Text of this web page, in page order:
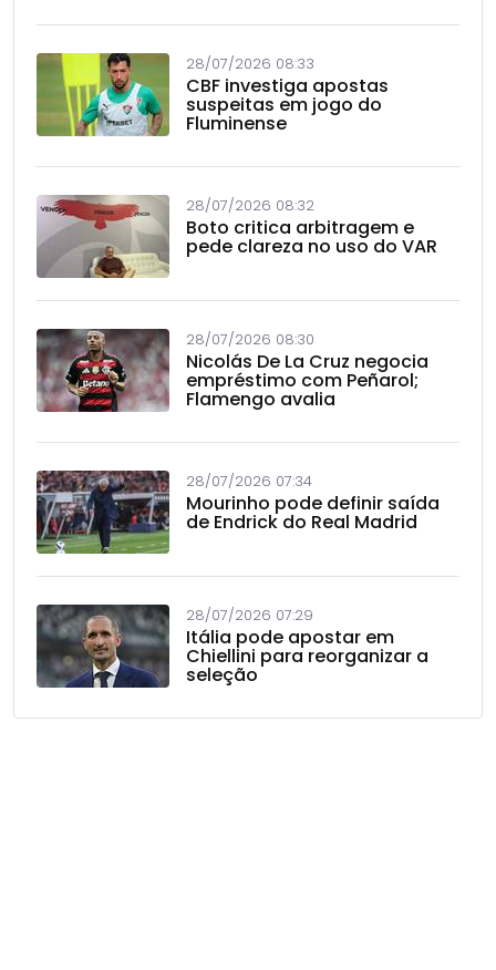
28/07/2026 08:33
CBF investiga apostas
suspeitas em jogo do
Fluminense
28/07/2026 08:32
Boto critica arbitragem e
pede clareza no uso do VAR
28/07/2026 08:30
Nicolás De La Cruz negocia
empréstimo com Peñarol;
Flamengo avalia
28/07/2026 07:34
Mourinho pode definir saída
de Endrick do Real Madrid
28/07/2026 07:29
Itália pode apostar em
Chiellini para reorganizar a
seleção